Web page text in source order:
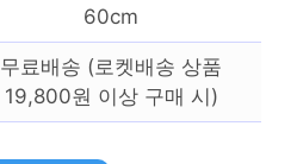
60cm
무료배송 (로켓배송 상품
19,800원 이상 구매 시)